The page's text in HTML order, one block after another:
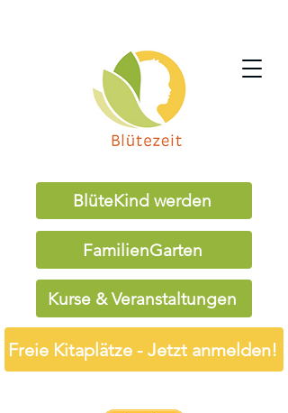
BlüteKind werden
FamilienGarten
Kurse & Veranstaltungen
Freie Kitaplätze - Jetzt anmelden!